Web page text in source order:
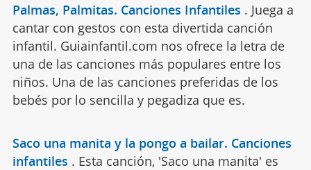
Palmas, Palmitas. Canciones Infantiles . Juega a
cantar con gestos con esta divertida canción
infantil. Guiainfantil.com nos ofrece la letra de
una de las canciones más populares entre los
niños. Una de las canciones preferidas de los
bebés por lo sencilla y pegadiza que es.
Saco una manita y la pongo a bailar. Canciones
infantiles . Esta canción, 'Saco una manita' es